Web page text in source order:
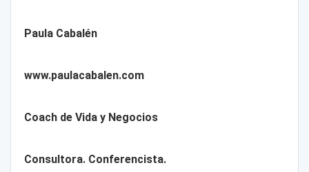
Paula Cabalén
www.paulacabalen.com
Coach de Vida y Negocios
Consultora. Conferencista.